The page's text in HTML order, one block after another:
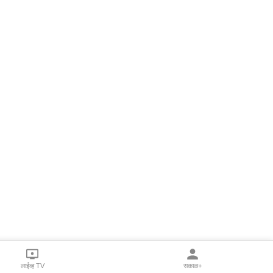
लाईव्ह TV सकाळ+